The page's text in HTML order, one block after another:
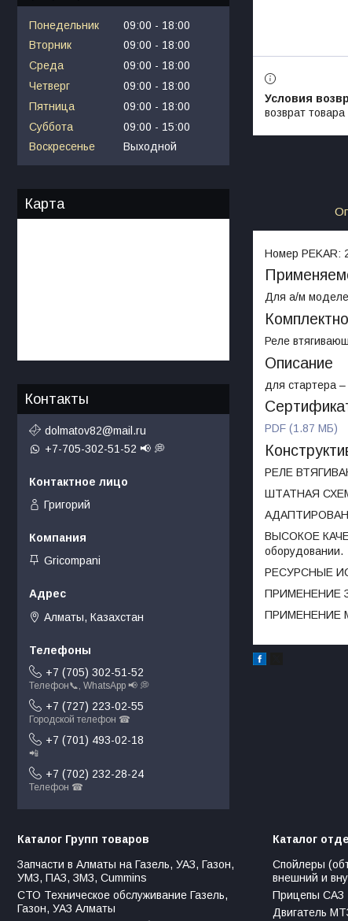
возврат
Номер PEKAR:
Для а/м
Реле
Описание
для стартера
PDF (1.87 МБ)
РЕЛЕ
ШТАТНАЯ
ВЫСОКОЕ
оборудовании.
РЕСУРСНЫЕ
ПРИМЕНЕНИЕ
ПРИМЕНЕНИЕ
Понедельник 09:00
18:00
Вторник
09:00
18:00
Среда
09:00
18:00
Четверг
09:00
18:00
Пятница
09:00
18:00
Суббота
09:00
15:00
Воскресенье
Выходной
Карта
Контакты
dolmatov82@mail.ru
+7-705-302-51-52 📢 💭
Григорий
Gricompani
Алматы, Казахстан
+7 (705) 302-51-52
Телефон📞, WhatsApp 📢 💭
+7 (727) 223-02-55
Городской телефон ☎
+7 (701) 493-02-18
📲
+7 (702) 232-28-24
Телефон ☎
Каталог Групп товаров
Запчасти в Алматы на Газель, УАЗ, Газон,
УМЗ, ПАЗ, ЗМЗ, Сummins
СТО Техническое обслуживание Газель,
Газон, УАЗ Алматы
Каталог
Спойлеры
внешний и
Прицепы САЗ
Двигатель